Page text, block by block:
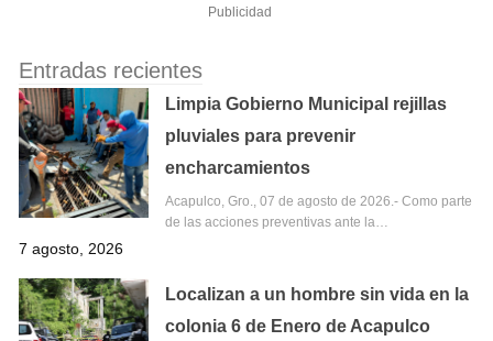
Publicidad
Entradas recientes
Limpia Gobierno Municipal rejillas
pluviales para prevenir
encharcamientos
Acapulco, Gro., 07 de agosto de 2026.- Como parte
de las acciones preventivas ante la…
7 agosto, 2026
Localizan a un hombre sin vida en la
colonia 6 de Enero de Acapulco